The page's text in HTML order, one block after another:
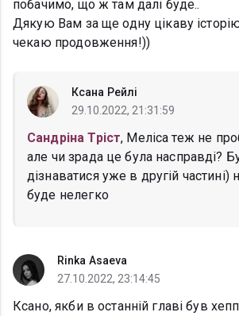
побачимо, що ж там далі буде..
Дякую Вам за ще одну цікаву
чекаю продовження!))
Ксана Рейлі
29.10.2022, 21:31:59
Сандріна Тріст, Меліса теж не
але чи зрада це була насправді?
дізнаватися уже в другій
буде нелегко
Rinka Asaeva
27.10.2022, 23:14:45
Ксано, якби в останній главі був